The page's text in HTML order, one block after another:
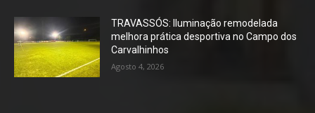
TRAVASSÓS: Iluminação remodelada
melhora prática desportiva no Campo dos
Carvalhinhos
Agosto 4, 2026